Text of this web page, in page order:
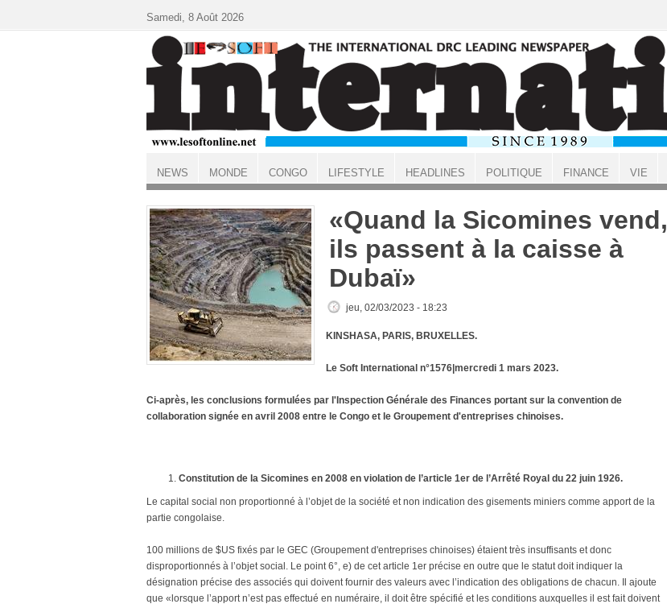
ACCUEIL
«Quand la Sicomines vend,
ils passent à la caisse à
Dubaï»
jeu, 02/03/2023 - 18:23
KINSHASA, PARIS, BRUXELLES.
Le Soft International n°1576 |mercredi 1 mars 2023.
Ci-après, les conclusions formulées par l'Inspection Générale des Finances portant sur la convention de
collaboration signée en avril 2008 entre le Congo et le Groupement d'entreprises chinoises.
Constitution de la Sicomines en 2008 en violation de l’article 1er de l’Arrêté Royal du 22 juin 1926.
Le capital social non proportionné à l’objet de la société et non indication des gisements miniers comme apport de la
partie congolaise.
100 millions de $US fixés par le GEC (Groupement d'entreprises chinoises) étaient très insuffisants et donc
disproportionnés à l’objet social. Le point 6°, e) de cet article 1er précise en outre que le statut doit indiquer la
désignation précise des associés qui doivent fournir des valeurs avec l’indication des obligations de chacun. Il ajoute
que «lorsque l’apport n’est pas effectué en numéraire, il doit être spécifié et les conditions auxquelles il est fait doivent
Samedi, 8 Août 2026
NEWS MONDE CONGO LIFESTYLE HEADLINES POLITIQUE FINANCE VIE